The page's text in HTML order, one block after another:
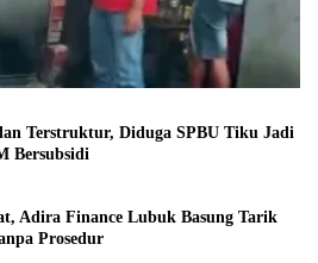
Terstruktur, Diduga SPBU Tiku Jadi
Bersubsidi
Adira Finance Lubuk Basung Tarik
Prosedur